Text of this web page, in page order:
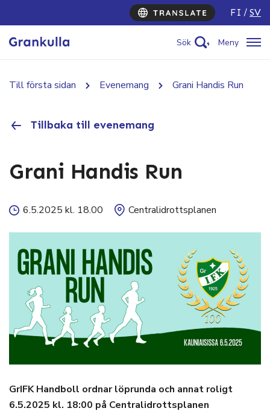
FI SV
Sök Meny
Till första sidan Evenemang Grani Handis Run
Tillbaka till evenemang
Grani Handis Run
6.5.2025 kl. 18.00 Centralidrottsplanen
GrIFK Handboll ordnar löprunda och annat roligt
6.5.2025 kl. 18:00 på Centralidrottsplanen